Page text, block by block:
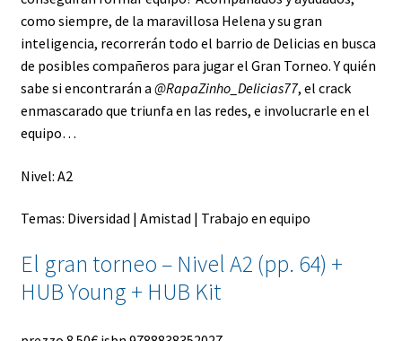
como siempre, de la maravillosa Helena y su gran
inteligencia, recorrerán todo el barrio de Delicias en busca
de posibles compañeros para jugar el Gran Torneo. Y quién
sabe si encontrarán a @RapaZinho_Delicias77, el crack
enmascarado que triunfa en las redes, e involucrarle en el
equipo…
Nivel: A2
Temas: Diversidad | Amistad | Trabajo en equipo
El gran torneo – Nivel A2 (pp. 64) +
HUB Young + HUB Kit